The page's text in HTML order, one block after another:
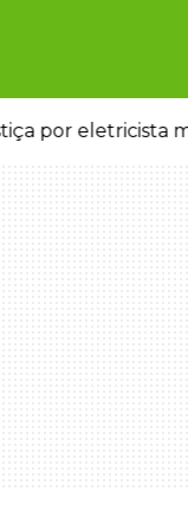
por eletricista